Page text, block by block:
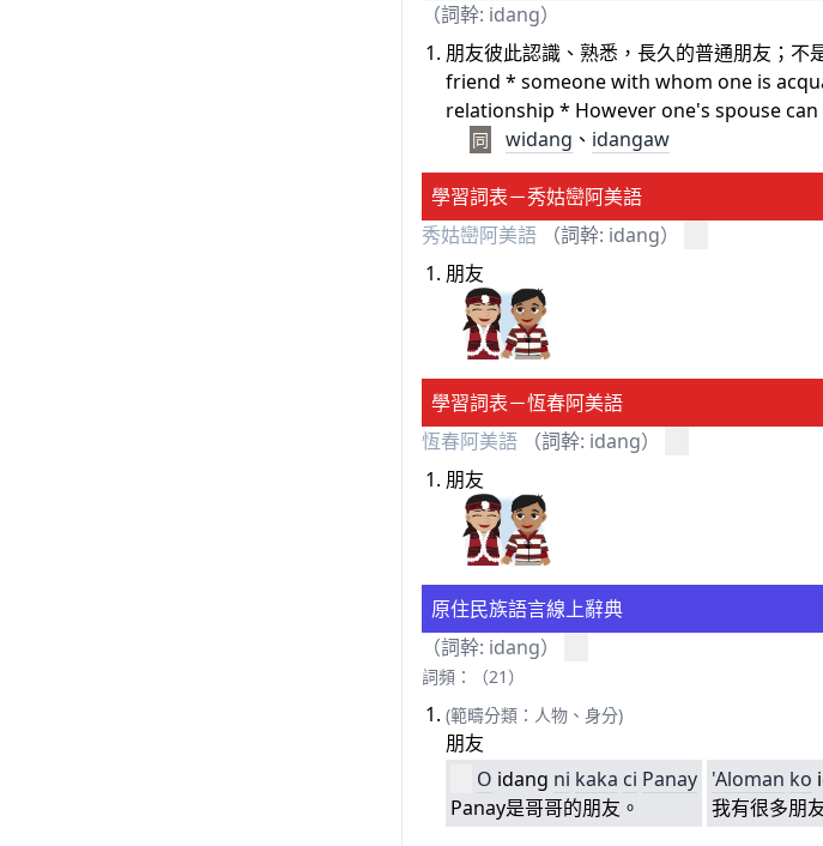
（詞幹: idang）
朋友彼此認識、熟悉，長久的普通朋友；
friend * someone with whom one is
relationship * However one's spouse
同 widang 、 idangaw
學習詞表－秀姑巒阿美語
秀姑巒阿美語
（詞幹: idang）
朋友
學習詞表－恆春阿美語
恆春阿美語
（詞幹: idang）
朋友
原住民族語言線上辭典
（詞幹: idang）
詞頻：（21）
(範疇分類：人物、身分)
朋友
O idang ni kaka ci Panay
Panay是哥哥的朋友。
'Aloman ko
我有很多朋